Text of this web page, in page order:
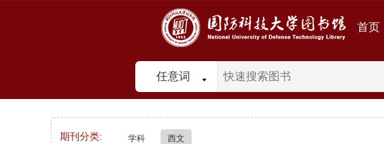
首页
任意词
期刊分类: 学科 西文